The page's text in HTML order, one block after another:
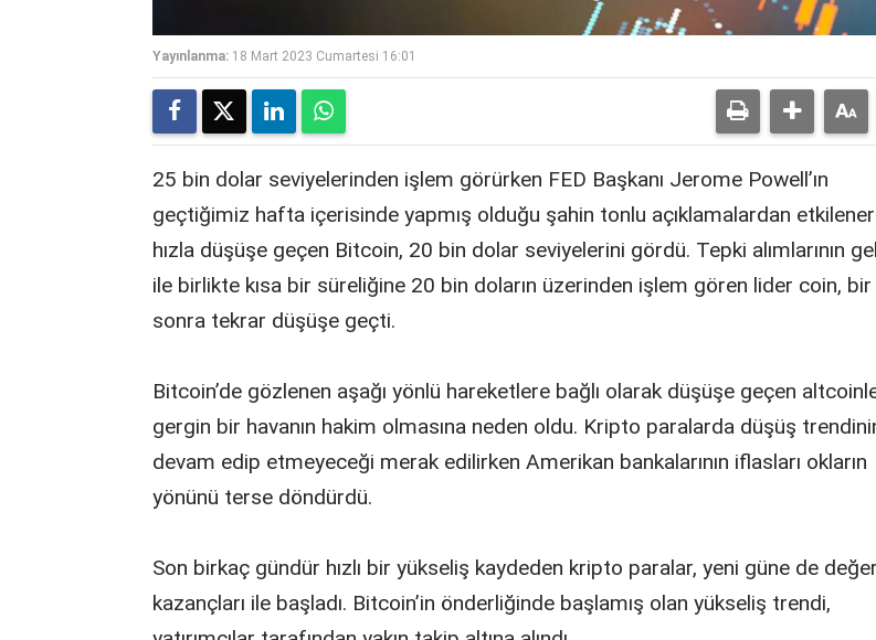
Yayınlanma: 18 Mart 2023 Cumartesi 16:01
25 bin dolar seviyelerinden işlem görürken FED Başkanı Jerome Powell’ın
geçtiğimiz hafta içerisinde yapmış olduğu şahin tonlu açıklamalardan
hızla düşüşe geçen Bitcoin, 20 bin dolar seviyelerini gördü. Tepki alımlarının
ile birlikte kısa bir süreliğine 20 bin doların üzerinden işlem gören lider coin,
sonra tekrar düşüşe geçti.
Bitcoin’de gözlenen aşağı yönlü hareketlere bağlı olarak düşüşe geçen
gergin bir havanın hakim olmasına neden oldu. Kripto paralarda düşüş
devam edip etmeyeceği merak edilirken Amerikan bankalarının iflasları okların
yönünü terse döndürdü.
Son birkaç gündür hızlı bir yükseliş kaydeden kripto paralar, yeni güne de değer
kazançları ile başladı. Bitcoin’in önderliğinde başlamış olan yükseliş trendi,